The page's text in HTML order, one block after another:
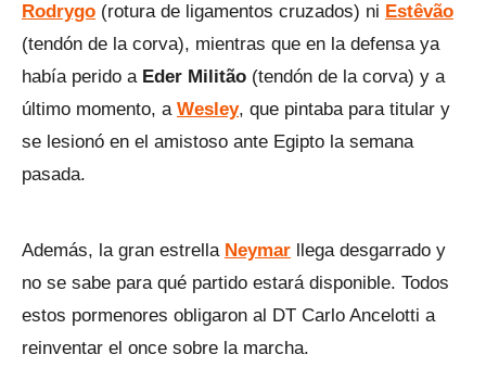
Rodrygo (rotura de ligamentos cruzados) ni Estêvão
(tendón de la corva), mientras que en la defensa ya
había perido a Eder Militão (tendón de la corva) y a
último momento, a Wesley, que pintaba para titular y
se lesionó en el amistoso ante Egipto la semana
pasada.
Además, la gran estrella Neymar llega desgarrado y
no se sabe para qué partido estará disponible. Todos
estos pormenores obligaron al DT Carlo Ancelotti a
reinventar el once sobre la marcha.